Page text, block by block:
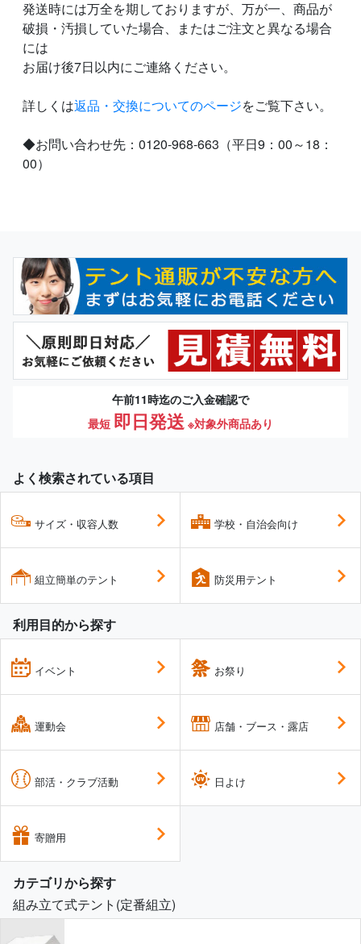
発送時には万全を期しておりますが、万が一、商品が
破損・汚損していた場合、またはご注文と異なる場合
には
お届け後7日以内にご連絡ください。
詳しくは返品・交換についてのページをご覧下さい。
◆お問い合わせ先：0120-968-663（平日9：00～18：
00）
午前11時迄のご入金確認で
最短 即日発送 ※対象外商品あり
よく検索されている項目
サイズ・収容人数
組立簡単のテント
学校・自治会向け
防災用テント
利用目的から探す
イベント
運動会
部活・クラブ活動
寄贈用
お祭り
店舗・ブース・露店
日よけ
カテゴリから探す
組み立て式テント(定番組立)